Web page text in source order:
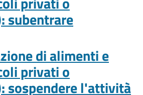
subentrare
di alimenti e
privati o
sospendere l'attività